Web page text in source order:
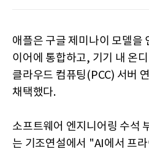
애플은 구글 제미나이 모델을
이어에 통합하고, 기기 내 온
클라우드 컴퓨팅(PCC) 서버
채택했다.
소프트웨어 엔지니어링 수석
는 기조연설에서 "AI에서 프